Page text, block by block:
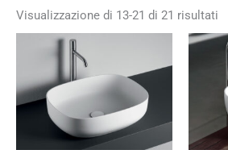
Visualizzazione di 13-21 di 21 risultati